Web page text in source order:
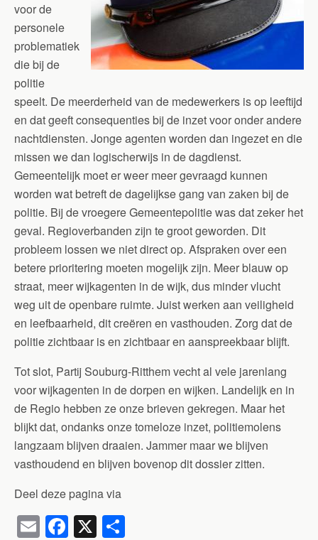
voor de
personele
problematiek
die bij de
politie
speelt. De meerderheid van de medewerkers is op leeftijd
en dat geeft consequenties bij de inzet voor onder andere
nachtdiensten. Jonge agenten worden dan ingezet en die
missen we dan logischerwijs in de dagdienst.
Gemeentelijk moet er weer meer gevraagd kunnen
worden wat betreft de dagelijkse gang van zaken bij de
politie. Bij de vroegere Gemeentepolitie was dat zeker het
geval. Regioverbanden zijn te groot geworden. Dit
probleem lossen we niet direct op. Afspraken over een
betere prioritering moeten mogelijk zijn. Meer blauw op
straat, meer wijkagenten in de wijk, dus minder vlucht
weg uit de openbare ruimte. Juist werken aan veiligheid
en leefbaarheid, dit creëren en vasthouden. Zorg dat de
politie zichtbaar is en zichtbaar en aanspreekbaar blijft.
Tot slot, Partij Souburg-Ritthem vecht al vele jarenlang
voor wijkagenten in de dorpen en wijken. Landelijk en in
de Regio hebben ze onze brieven gekregen. Maar het
blijkt dat, ondanks onze tomeloze inzet, politiemolens
langzaam blijven draaien. Jammer maar we blijven
vasthoudend en blijven bovenop dit dossier zitten.
Deel deze pagina via
E F X